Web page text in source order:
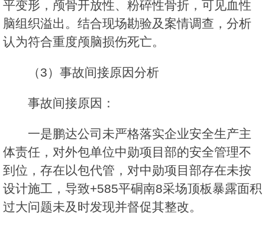
平变形，颅骨开放性、粉碎性骨折，可见血性
脑组织溢出。结合现场勘验及案情调查，分析
认为符合重度颅脑损伤死亡。
（3）事故间接原因分析
事故间接原因：
一是鹏达公司未严格落实企业安全生产主
体责任，对外包单位中勋项目部的安全管理不
到位，存在以包代管，对中勋项目部存在未按
设计施工，导致+585平硐南8采场顶板暴露面积
过大问题未及时发现并督促其整改。